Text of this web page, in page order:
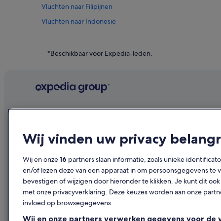
Vluchten naar Filipijnen
Vluchten naar Indonesië
Vluchten naar Noorwegen
Vluchten naar Türkiye
Vluchten naar Zweden
Blueair
Vluchten naar Bergen
Vluchten naar De Haan
Vluchten naar Dinant
Vluchten naar Ieper
*Beschikbaar voor Expedia-leden.
Vacatures
Je accommodatie adverteren
Persruimte
Adverteren
Hotels in
Citytrips
Vluchten
Wij vinden uw privacy
Wij en onze16 partners slaan informatie, zoals unieke
en/of lezen deze van een apparaat in om persoonsgegevens te
bevestigen of wijzigen door hieronder te klikken. Je kunt dit
met onze privacyverklaring. Deze keuzes worden aan onze
invloed op browsegegevens.
Wij en onze partners verwerken gegevens voor de